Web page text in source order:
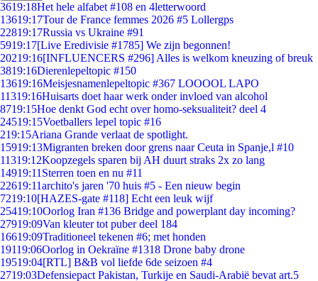
3619:18Het hele alfabet #108 en 4letterwoord
13619:17Tour de France femmes 2026 #5 Lollergps
22819:17Russia vs Ukraine #91
5919:17[Live Eredivisie #1785] We zijn begonnen!
20219:16[INFLUENCERS #296] Alles is welkom kneuzing of breuk
3819:16Dierenlepeltopic #150
13619:16Meisjesnamenlepeltopic #367 LOOOOL LAPO
11319:16Huisarts doet haar werk onder invloed van alcohol
8719:15Hoe denkt God echt over homo-seksualiteit? deel 4
24519:15Voetballers lepel topic #16
219:15Ariana Grande verlaat de spotlight.
15919:13Migranten breken door grens naar Ceuta in Spanje,l #10
11319:12Koopzegels sparen bij AH duurt straks 2x zo lang
14919:11 Sterren toen en nu #11
22619:11archito's jaren '70 huis #5 - Een nieuw begin
7219:10[HAZES-gate #118] Echt een leuk wijf
25419:10Oorlog Iran #136 Bridge and powerplant day incoming?
27919:09Van kleuter tot puber deel 184
16619:09Traditioneel tekenen #6; met honden
19119:06Oorlog in Oekraïne #1318 Drone baby drone
19519:04[RTL] B&B vol liefde 6de seizoen #4
2719:03Defensiepact Pakistan, Turkije en Saudi-Arabië bevat art.5